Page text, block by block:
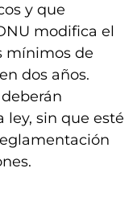
y que
modifica el
mínimos de
dos años.
ley, sin que esté